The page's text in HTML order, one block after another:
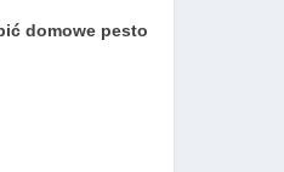
domowe pesto